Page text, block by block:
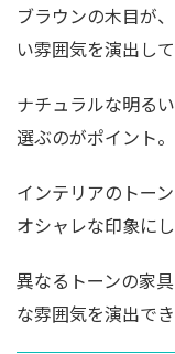
ブラウンの木目が
い雰囲気を演出し
ナチュラルな明る
選ぶのがポイント。
インテリアのトー
オシャレな印象にし
異なるトーンの家
な雰囲気を演出でき